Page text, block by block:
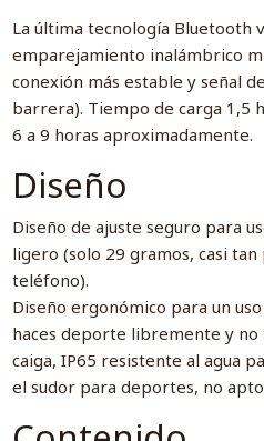
La última tecnología Bluetooth
emparejamiento inalámbrico
conexión más estable y señal
barrera). Tiempo de carga 1,5
6 a 9 horas aproximadamente.
Diseño
Diseño de ajuste seguro para
ligero (solo 29 gramos, casi
teléfono).
Diseño ergonómico para un
haces deporte libremente y
caiga, IP65 resistente al agua
el sudor para deportes, no